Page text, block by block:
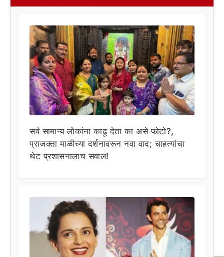
सर्व सामान्य लोकांना काढू देता का असे फोटो?,
प्राजक्ता माळीच्या दर्शनावरून नवा वाद; चाहत्यांचा
थेट प्रशासनालाच सवाल!